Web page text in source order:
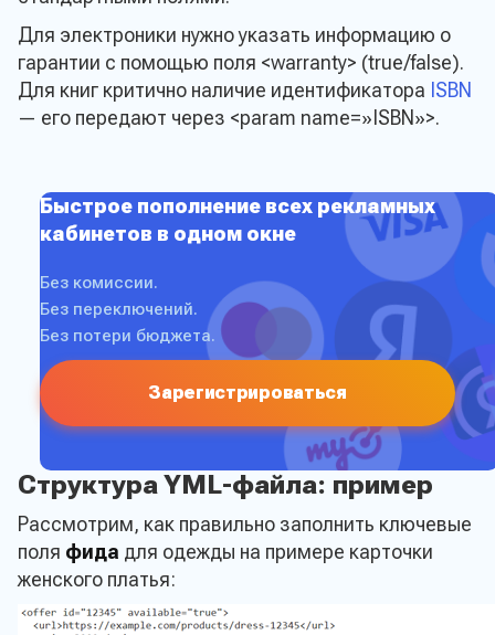
Для электроники нужно указать информацию о
гарантии с помощью поля <warranty> (true/false).
Для книг критично наличие идентификатора ISBN
— его передают через <param name=»ISBN»>.
Быстрое пополнение всех рекламных
кабинетов в одном окне
Без комиссии.
Без переключений.
Без потери бюджета.
Зарегистрироваться
Структура YML-файла: пример
Рассмотрим, как правильно заполнить ключевые
поля фида для одежды на примере карточки
женского платья: